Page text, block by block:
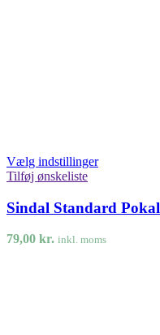
Vælg indstillinger
Tilføj ønskeliste
Sindal Standard Pokal
79,00 kr. inkl. moms